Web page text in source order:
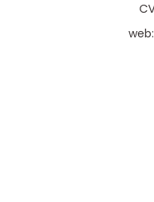
web: